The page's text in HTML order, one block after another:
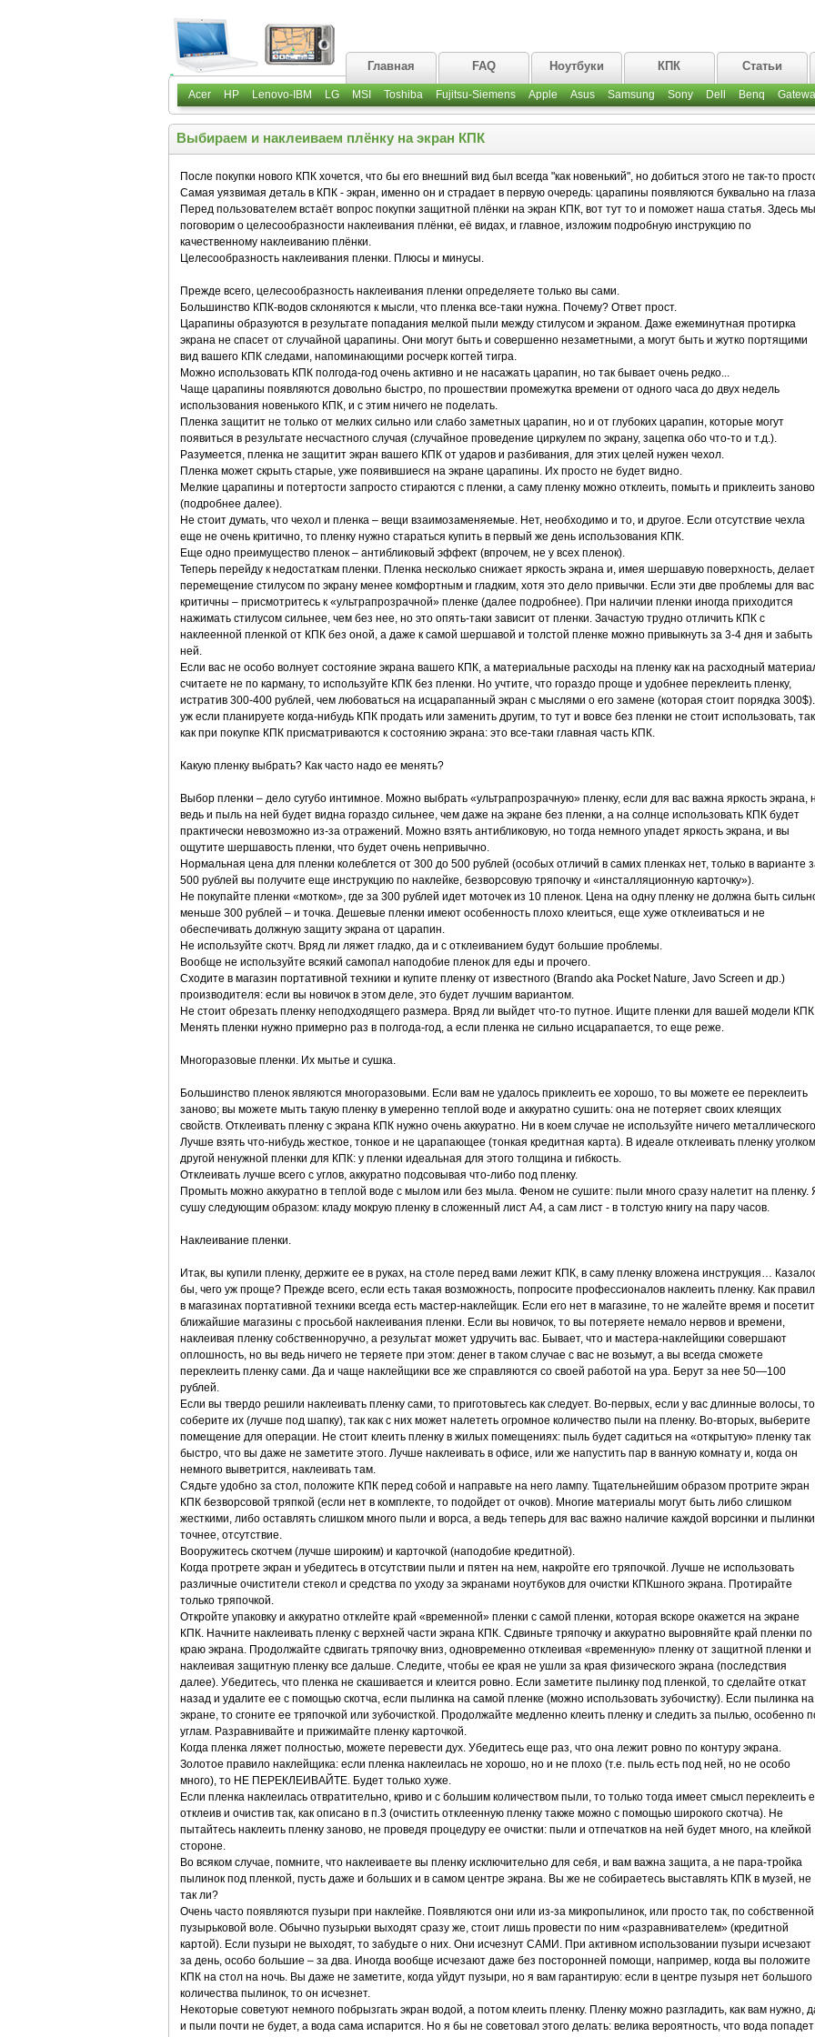
Главная FAQ Ноутбуки КПК Статьи
Acer HP Lenovo-IBM LG MSI Toshiba Fujitsu-Siemens Apple Asus Samsung Sony Dell Benq
Выбираем и наклеиваем плёнку на экран КПК
После покупки нового КПК хочется, что бы его внешний вид был всегда "как новенький", но добиться этого не так-то
Самая уязвимая деталь в КПК - экран, именно он и страдает в первую очередь: царапины появляются буквально на
Перед пользователем встаёт вопрос покупки защитной плёнки на экран КПК, вот тут то и поможет наша статья. Здесь мы
поговорим о целесообразности наклеивания плёнки, её видах, и главное, изложим подробную инструкцию по
качественному наклеиванию плёнки.
Целесообразность наклеивания пленки. Плюсы и минусы.
Прежде всего, целесообразность наклеивания пленки определяете только вы сами.
Большинство КПК-водов склоняются к мысли, что пленка все-таки нужна. Почему? Ответ прост.
Царапины образуются в результате попадания мелкой пыли между стилусом и экраном. Даже ежеминутная протирка
экрана не спасет от случайной царапины. Они могут быть и совершенно незаметными, а могут быть и жутко портящими
вид вашего КПК следами, напоминающими росчерк когтей тигра.
Можно использовать КПК полгода-год очень активно и не насажать царапин, но так бывает очень редко...
Чаще царапины появляются довольно быстро, по прошествии промежутка времени от одного часа до двух недель
использования новенького КПК, и с этим ничего не поделать.
Пленка защитит не только от мелких сильно или слабо заметных царапин, но и от глубоких царапин, которые могут
появиться в результате несчастного случая (случайное проведение циркулем по экрану, зацепка обо что-то и т.д.).
Разумеется, пленка не защитит экран вашего КПК от ударов и разбивания, для этих целей нужен чехол.
Пленка может скрыть старые, уже появившиеся на экране царапины. Их просто не будет видно.
Мелкие царапины и потертости запросто стираются с пленки, а саму пленку можно отклеить, помыть и приклеить заново
(подробнее далее).
Не стоит думать, что чехол и пленка – вещи взаимозаменяемые. Нет, необходимо и то, и другое. Если отсутствие чехла
еще не очень критично, то пленку нужно стараться купить в первый же день использования КПК.
Еще одно преимущество пленок – антибликовый эффект (впрочем, не у всех пленок).
Теперь перейду к недостаткам пленки. Пленка несколько снижает яркость экрана и, имея шершавую поверхность, делает
перемещение стилусом по экрану менее комфортным и гладким, хотя это дело привычки. Если эти две проблемы для вас
критичны – присмотритесь к «ультрапрозрачной» пленке (далее подробнее). При наличии пленки иногда приходится
нажимать стилусом сильнее, чем без нее, но это опять-таки зависит от пленки. Зачастую трудно отличить КПК с
наклеенной пленкой от КПК без оной, а даже к самой шершавой и толстой пленке можно привыкнуть за 3-4 дня и забыть
ней.
Если вас не особо волнует состояние экрана вашего КПК, а материальные расходы на пленку как на расходный
считаете не по карману, то используйте КПК без пленки. Но учтите, что гораздо проще и удобнее переклеить пленку,
истратив 300-400 рублей, чем любоваться на исцарапанный экран с мыслями о его замене (которая стоит порядка
уж если планируете когда-нибудь КПК продать или заменить другим, то тут и вовсе без пленки не стоит использовать, так
как при покупке КПК присматриваются к состоянию экрана: это все-таки главная часть КПК.
Какую пленку выбрать? Как часто надо ее менять?
Выбор пленки – дело сугубо интимное. Можно выбрать «ультрапрозрачную» пленку, если для вас важна яркость экрана,
ведь и пыль на ней будет видна гораздо сильнее, чем даже на экране без пленки, а на солнце использовать КПК будет
практически невозможно из-за отражений. Можно взять антибликовую, но тогда немного упадет яркость экрана, и вы
ощутите шершавость пленки, что будет очень непривычно.
Нормальная цена для пленки колеблется от 300 до 500 рублей (особых отличий в самих пленках нет, только в варианте
500 рублей вы получите еще инструкцию по наклейке, безворсовую тряпочку и «инсталляционную карточку»).
Не покупайте пленки «мотком», где за 300 рублей идет моточек из 10 пленок. Цена на одну пленку не должна быть
меньше 300 рублей – и точка. Дешевые пленки имеют особенность плохо клеиться, еще хуже отклеиваться и не
обеспечивать должную защиту экрана от царапин.
Не используйте скотч. Вряд ли ляжет гладко, да и с отклеиванием будут большие проблемы.
Вообще не используйте всякий самопал наподобие пленок для еды и прочего.
Сходите в магазин портативной техники и купите пленку от известного (Brando aka Pocket Nature, Javo Screen и др.)
производителя: если вы новичок в этом деле, это будет лучшим вариантом.
Не стоит обрезать пленку неподходящего размера. Вряд ли выйдет что-то путное. Ищите пленки для вашей модели
Менять пленки нужно примерно раз в полгода-год, а если пленка не сильно исцарапается, то еще реже.
Многоразовые пленки. Их мытье и сушка.
Большинство пленок являются многоразовыми. Если вам не удалось приклеить ее хорошо, то вы можете ее переклеить
заново; вы можете мыть такую пленку в умеренно теплой воде и аккуратно сушить: она не потеряет своих клеящих
свойств. Отклеивать пленку с экрана КПК нужно очень аккуратно. Ни в коем случае не используйте ничего
Лучше взять что-нибудь жесткое, тонкое и не царапающее (тонкая кредитная карта). В идеале отклеивать пленку уголком
другой ненужной пленки для КПК: у пленки идеальная для этого толщина и гибкость.
Отклеивать лучше всего с углов, аккуратно подсовывая что-либо под пленку.
Промыть можно аккуратно в теплой воде с мылом или без мыла. Феном не сушите: пыли много сразу налетит на пленку.
сушу следующим образом: кладу мокрую пленку в сложенный лист А4, а сам лист - в толстую книгу на пару часов.
Наклеивание пленки.
Итак, вы купили пленку, держите ее в руках, на столе перед вами лежит КПК, в саму пленку вложена инструкция…
бы, чего уж проще? Прежде всего, если есть такая возможность, попросите профессионалов наклеить пленку. Как
в магазинах портативной техники всегда есть мастер-наклейщик. Если его нет в магазине, то не жалейте время и
ближайшие магазины с просьбой наклеивания пленки. Если вы новичок, то вы потеряете немало нервов и времени,
наклеивая пленку собственноручно, а результат может удручить вас. Бывает, что и мастера-наклейщики совершают
оплошность, но вы ведь ничего не теряете при этом: денег в таком случае с вас не возьмут, а вы всегда сможете
переклеить пленку сами. Да и чаще наклейщики все же справляются со своей работой на ура. Берут за нее 50—100
рублей.
Если вы твердо решили наклеивать пленку сами, то приготовьтесь как следует. Во-первых, если у вас длинные волосы, то
соберите их (лучше под шапку), так как с них может налететь огромное количество пыли на пленку. Во-вторых, выберите
помещение для операции. Не стоит клеить пленку в жилых помещениях: пыль будет садиться на «открытую» пленку так
быстро, что вы даже не заметите этого. Лучше наклеивать в офисе, или же напустить пар в ванную комнату и, когда он
немного выветрится, наклеивать там.
Сядьте удобно за стол, положите КПК перед собой и направьте на него лампу. Тщательнейшим образом протрите экран
КПК безворсовой тряпкой (если нет в комплекте, то подойдет от очков). Многие материалы могут быть либо слишком
жесткими, либо оставлять слишком много пыли и ворса, а ведь теперь для вас важно наличие каждой ворсинки и
точнее, отсутствие.
Вооружитесь скотчем (лучше широким) и карточкой (наподобие кредитной).
Когда протрете экран и убедитесь в отсутствии пыли и пятен на нем, накройте его тряпочкой. Лучше не использовать
различные очистители стекол и средства по уходу за экранами ноутбуков для очистки КПКшного экрана. Протирайте
только тряпочкой.
Откройте упаковку и аккуратно отклейте край «временной» пленки с самой пленки, которая вскоре окажется на экране
КПК. Начните наклеивать пленку с верхней части экрана КПК. Сдвиньте тряпочку и аккуратно выровняйте край пленки по
краю экрана. Продолжайте сдвигать тряпочку вниз, одновременно отклеивая «временную» пленку от защитной пленки и
наклеивая защитную пленку все дальше. Следите, чтобы ее края не ушли за края физического экрана (последствия
далее). Убедитесь, что пленка не скашивается и клеится ровно. Если заметите пылинку под пленкой, то сделайте откат
назад и удалите ее с помощью скотча, если пылинка на самой пленке (можно использовать зубочистку). Если пылинка на
экране, то сгоните ее тряпочкой или зубочисткой. Продолжайте медленно клеить пленку и следить за пылью, особенно
углам. Разравнивайте и прижимайте пленку карточкой.
Когда пленка ляжет полностью, можете перевести дух. Убедитесь еще раз, что она лежит ровно по контуру экрана.
Золотое правило наклейщика: если пленка наклеилась не хорошо, но и не плохо (т.е. пыль есть под ней, но не особо
много), то НЕ ПЕРЕКЛЕИВАЙТЕ. Будет только хуже.
Если пленка наклеилась отвратительно, криво и с большим количеством пыли, то только тогда имеет смысл переклеить
отклеив и очистив так, как описано в п.3 (очистить отклеенную пленку также можно с помощью широкого скотча). Не
пытайтесь наклеить пленку заново, не проведя процедуру ее очистки: пыли и отпечатков на ней будет много, на клейкой
стороне.
Во всяком случае, помните, что наклеиваете вы пленку исключительно для себя, и вам важна защита, а не пара-тройка
пылинок под пленкой, пусть даже и больших и в самом центре экрана. Вы же не собираетесь выставлять КПК в музей, не
так ли?
Очень часто появляются пузыри при наклейке. Появляются они или из-за микропылинок, или просто так, по собственной
пузырьковой воле. Обычно пузырьки выходят сразу же, стоит лишь провести по ним «разравнивателем» (кредитной
картой). Если пузыри не выходят, то забудьте о них. Они исчезнут САМИ. При активном использовании пузыри исчезают
за день, особо большие – за два. Иногда вообще исчезают даже без посторонней помощи, например, когда вы положите
КПК на стол на ночь. Вы даже не заметите, когда уйдут пузыри, но я вам гарантирую: если в центре пузыря нет большого
количества пылинок, то он исчезнет.
Некоторые советуют немного побрызгать экран водой, а потом клеить пленку. Пленку можно разгладить, как вам нужно,
и пыли почти не будет, а вода сама испарится. Но я бы не советовал этого делать: велика вероятность, что вода попадет